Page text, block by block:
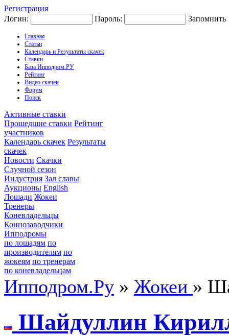
Регистрация
Логин:
Пароль: Запомнить
Главная
Статьи
Календарь и Результаты скачек
Ставки
База Ипподром.РУ
Рейтинг
Видео скачек
Форум
Поиск
Активные ставки
Прошедшие ставки Рейтинг
участников
Календарь скачек Результаты
скачек
Новости Скачки
Случной сезон
Индустрия Зал славы
Аукционы English
Лошади Жокеи
Тренеры
Коневладельцы
Коннозаводчики
Ипподромы
по лошадям по
производителям по
жокеям по тренерам
по коневладельцам
Ипподром.Ру » Жокеи »
Шaйдуллин